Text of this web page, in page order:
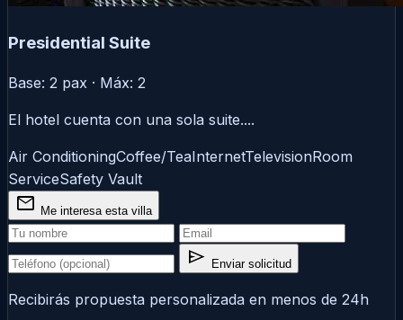
Presidential Suite
Base: 2 pax · Máx: 2
El hotel cuenta con una sola suite....
Air ConditioningCoffee/TeaInternetTelevisionRoom
ServiceSafety Vault
mail Me interesa esta villa
send Enviar solicitud
Recibirás propuesta personalizada en menos de 24h